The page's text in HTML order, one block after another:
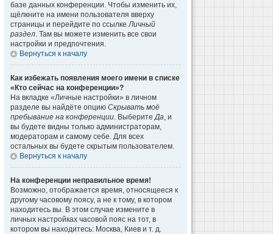
базе данных конференции. Чтобы изменить их,
щёлкните на имени пользователя вверху
страницы и перейдите по ссылкеЛичный
раздел. Там вы можете изменить все свои
настройки и предпочтения.
Вернуться к началу
Как избежать появления моего имени в списке
«Кто сейчас на конференции»?
На вкладке «Личные настройки» в личном
разделе вы найдёте опцию Скрывать моё
пребывание на конференции. ВыберитеДа, и
вы будете видны только администраторам,
модераторам и самому себе. Для всех
остальных вы будете скрытым пользователем.
Вернуться к началу
На конференции неправильное время!
Возможно, отображается время, относящееся к
другому часовому поясу, а не к тому, в котором
находитесь вы. В этом случае измените в
личных настройках часовой пояс на тот, в
котором вы находитесь: Москва, Киев и т. д.